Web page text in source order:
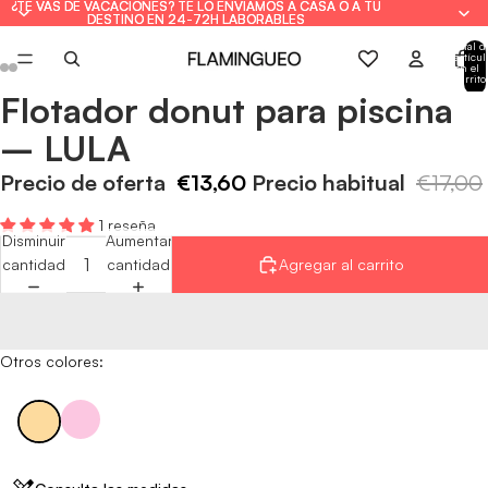
¿TE VAS DE VACACIONES? TE LO ENVIAMOS A CASA O A TU
DESTINO EN 24-72H LABORABLES
¿TE VAS DE VACACIONES? TE LO ENVIAMOS A CASA O A TU
DESTINO EN 24-72H LABORABLES
Total
en el
carrito:
Abrir
imagen
a
pantalla
Abrir
imagen
a
pantalla
Abrir
imagen
a
pantalla
Abrir
imagen
a
pantalla
Flotador donut para piscina
– LULA
Precio de oferta €13,60 Precio habitual €17,00
1 reseña
Disminuir
cantidad
Aumentar
cantidad
Agregar al carrito
Otros colores: